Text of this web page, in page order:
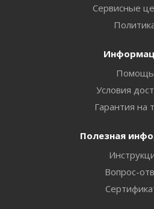
Сервисные
Помощь
Условия
Гарантия на
Полезная
Вопрос-